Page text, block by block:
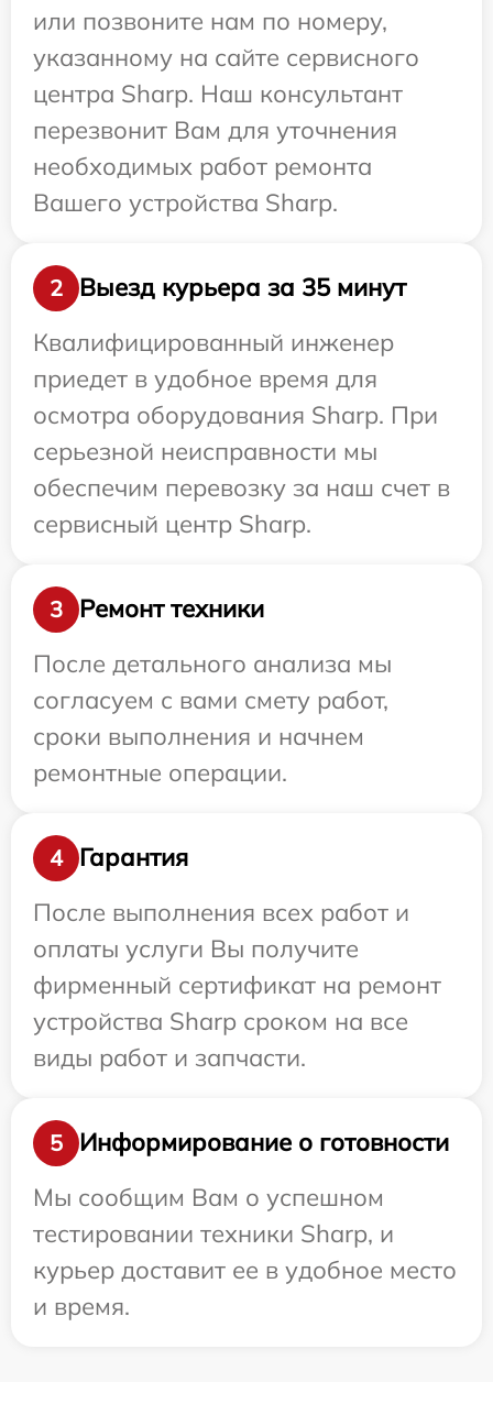
или позвоните нам по номеру,
указанному на сайте сервисного
центра Sharp. Наш консультант
перезвонит Вам для уточнения
необходимых работ ремонта
Вашего устройства Sharp.
2
Выезд курьера за 35 минут
Квалифицированный инженер
приедет в удобное время для
осмотра оборудования Sharp. При
серьезной неисправности мы
обеспечим перевозку за наш счет в
сервисный центр Sharp.
3
Ремонт техники
После детального анализа мы
согласуем с вами смету работ,
сроки выполнения и начнем
ремонтные операции.
4
Гарантия
После выполнения всех работ и
оплаты услуги Вы получите
фирменный сертификат на ремонт
устройства Sharp сроком на все
виды работ и запчасти.
5
Информирование о готовности
Мы сообщим Вам о успешном
тестировании техники Sharp, и
курьер доставит ее в удобное место
и время.